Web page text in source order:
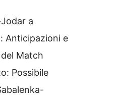
a
Anticipazioni e
Match
Possibile